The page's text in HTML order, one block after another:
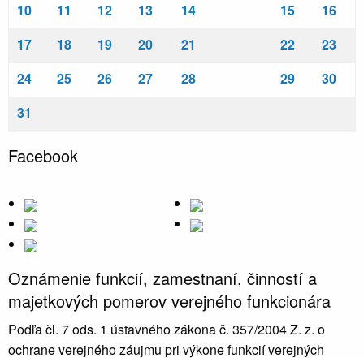
10 11 12 13 14 15
16
17
18 19 20 21 22
23
24
25 26 27 28 29
30
31
Facebook
Oznámenie funkcií, zamestnaní, činností a
majetkových pomerov verejného funkcionára
Podľa čl. 7 ods. 1 ústavného zákona č. 357/2004 Z. z. o
ochrane verejného záujmu pri výkone funkcií verejných